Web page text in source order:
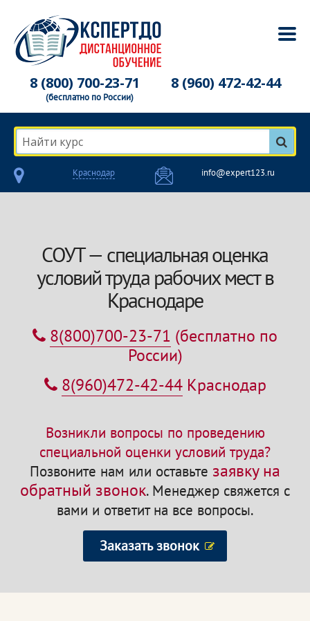
8 (800) 700-23-71
(бесплатно по России)
8 (960) 472-42-44
Найти курс
Краснодар info@expert123.ru
СОУТ — специальная оценка
условий труда рабочих мест в
Краснодаре
8(800)700-23-71 (бесплатно по
России)
8(960)472-42-44Краснодар
Возникли вопросы по проведению
специальной оценки условий труда?
Позвоните нам или оставьте заявку на
обратный звонок. Менеджер свяжется с
вами и ответит на все вопросы.
Заказать звонок